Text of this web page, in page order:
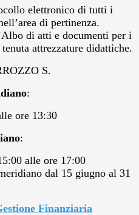
elettronico di tutti i
di pertinenza.
di atti e documenti per i
attrezzature didattiche.
S.
:
ore 13:30
:
alle ore 17:00
dal 15 giugno al 31
Finanziaria